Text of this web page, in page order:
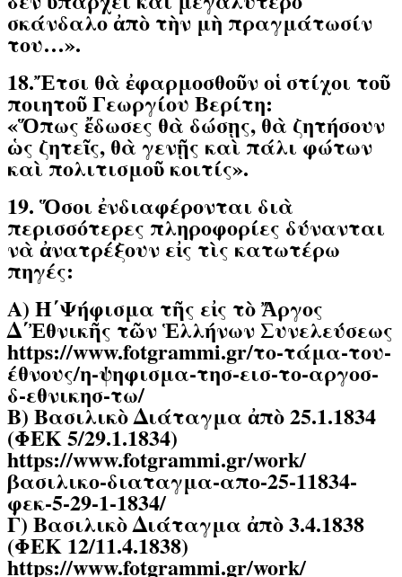
σκάνδαλο ἀπὸ τὴν μὴ πραγμάτωσίν
του…».
18.Ἔτσι θὰ ἐφαρμοσθοῦν οἱ στίχοι τοῦ
ποιητοῦ Γεωργίου Βερίτη:
«Ὅπως ἔδωσες θὰ δώσῃς, θὰ ζητήσουν
ὡς ζητεῖς, θὰ γενῇς καὶ πάλι φώτων
καὶ πολιτισμοῦ κοιτίς».
19. Ὅσοι ἐνδιαφέρονται διὰ
περισσότερες πληροφορίες δύνανται
νὰ ἀνατρέξουν εἰς τὶς κατωτέρω
πηγές:
Α) Η΄Ψήφισμα τῆς εἰς τὸ Ἄργος
Δ΄Ἐθνικῆς τῶν Ἑλλήνων Συνελεύσεως
https://www.fotgrammi.gr/το-τάμα-του-
έθνους/η-ψηφισμα-τησ-εισ-το-αργοσ-
δ-εθνικησ-τω/
Β) Βασιλικὸ Διάταγμα ἀπὸ 25.1.1834
(ΦΕΚ 5/29.1.1834)
https://www.fotgrammi.gr/work/
βασιλικο-διαταγμα-απο-25-11834-
φεκ-5-29-1-1834/
Γ) Βασιλικὸ Διάταγμα ἀπὸ 3.4.1838
(ΦΕΚ 12/11.4.1838)
https://www.fotgrammi.gr/work/